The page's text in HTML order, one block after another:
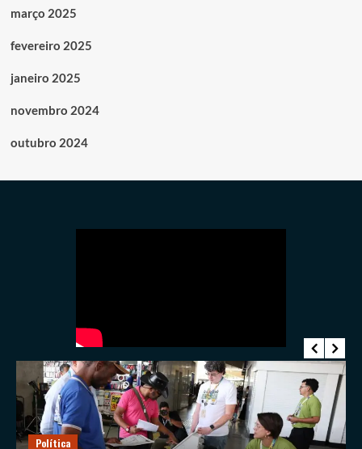
março 2025
fevereiro 2025
janeiro 2025
novembro 2024
outubro 2024
Política